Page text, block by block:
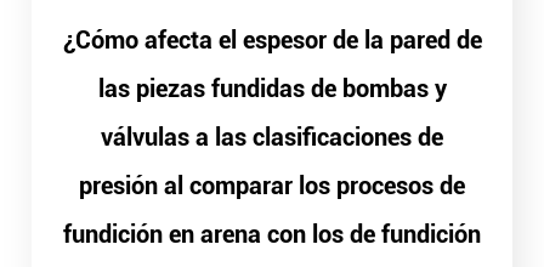
¿Cómo afecta el espesor de la pared de
las piezas fundidas de bombas y
válvulas a las clasificaciones de
presión al comparar los procesos de
fundición en arena con los de fundición